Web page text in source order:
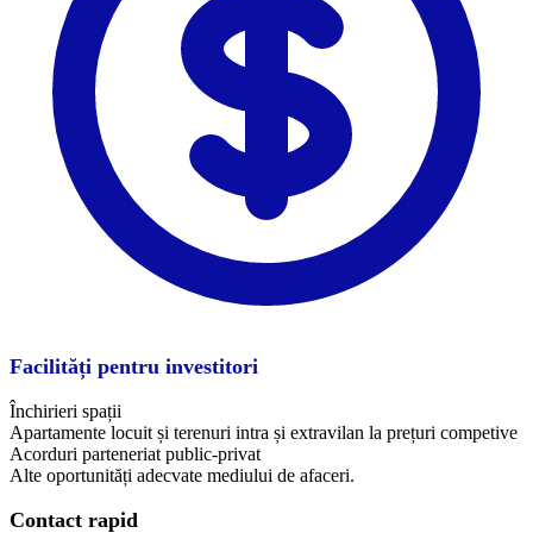
Facilități pentru investitori
Închirieri spații
Apartamente locuit și terenuri intra și extravilan la prețuri competive
Acorduri parteneriat public-privat
Alte oportunități adecvate mediului de afaceri.
Contact rapid